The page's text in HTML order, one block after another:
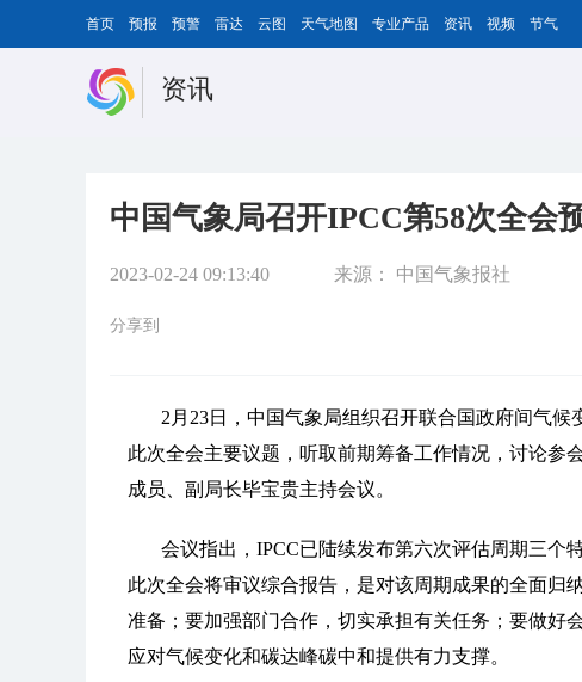
首页 预报 预警 雷达 云图 天气地图 专业产品 资讯 视频 节气
资讯
中国气象局召开IPCC第58次全会
2023-02-24 09:13:40 来源： 中国气象报社
分享到
2月23日，中国气象局组织召开联合国政府间气
此次全会主要议题，听取前期筹备工作情况，讨论参
成员、副局长毕宝贵主持会议。
会议指出，IPCC已陆续发布第六次评估周期三个
此次全会将审议综合报告，是对该周期成果的全面归
准备；要加强部门合作，切实承担有关任务；要做好
应对气候变化和碳达峰碳中和提供有力支撑。